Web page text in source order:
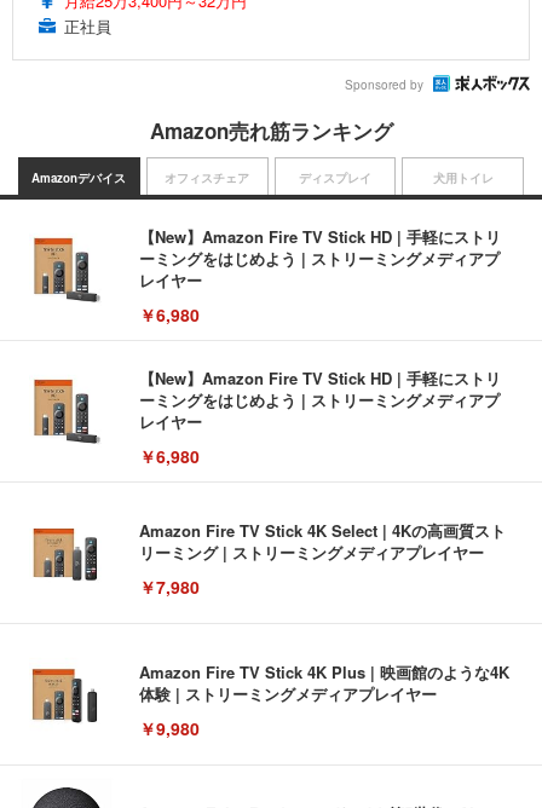
正社員
Sponsored by
Amazon売れ筋ランキング
Amazonデバイス
【New】Amazon Fire TV Stick HD | 手軽にストリ
ーミングをはじめよう | ストリーミングメディアプ
レイヤー
￥6,980
【New】Amazon Fire TV Stick HD | 手軽にストリ
ーミングをはじめよう | ストリーミングメディアプ
レイヤー
￥6,980
Amazon Fire TV Stick 4K Select | 4Kの高画質スト
リーミング | ストリーミングメディアプレイヤー
￥7,980
Amazon Fire TV Stick 4K Plus | 映画館のような4K
体験 | ストリーミングメディアプレイヤー
￥9,980
オフィスチェア ディスプレイ 犬用トイレ